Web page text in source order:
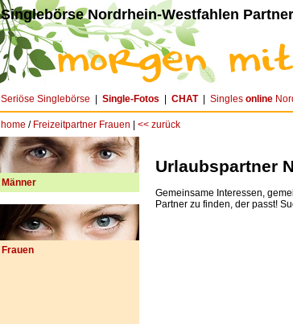
Singlebörse Nordrhein-Westfahlen
Seriöse Singlebörse Single-Fotos CHAT| Singles online
home / Freizeitpartner Frauen << zurück
Männer
Frauen
Urlaubspartner
Gemeinsame Interessen,
Partner zu finden, der passt!